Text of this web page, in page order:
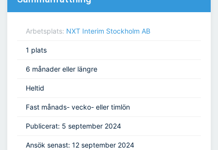
Arbetsplats: NXT Interim Stockholm AB
1 plats
6 månader eller längre
Heltid
Fast månads- vecko- eller timlön
Publicerat: 5 september 2024
Ansök senast: 12 september 2024